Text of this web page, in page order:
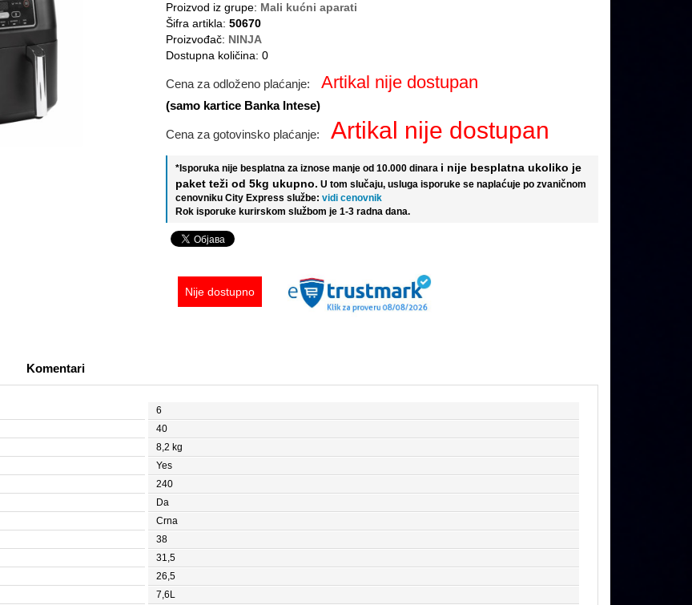
Proizvod iz grupe: Mali kućni aparati
Šifra artikla: 50670
Proizvođač: NINJA
Dostupna količina: 0
Cena za odloženo plaćanje: Artikal nije dostupan
(samo kartice Banka Intese)
Cena za gotovinsko plaćanje: Artikal nije dostupan
*Isporuka nije besplatna za iznose manje od 10.000 dinara i nije besplatna ukoliko je
paket teži od 5kg ukupno. U tom slučaju, usluga isporuke se naplaćuje po zvaničnom
cenovniku City Express službe: vidi cenovnik
Rok isporuke kurirskom službom je 1-3 radna dana.
Nije dostupno
Komentari
6
40
8,2 kg
Yes
240
Da
Crna
38
31,5
26,5
7,6L